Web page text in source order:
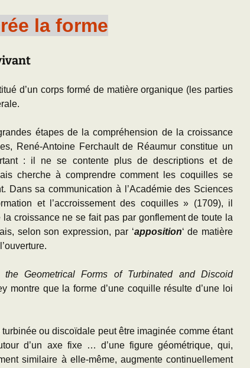
la forme
d’un corps formé de matière organique (les parties
étapes de la compréhension de la croissance
René-Antoine Ferchault de Réaumur constitue un
: il ne se contente plus de descriptions et de
cherche à comprendre comment les coquilles se
Dans sa communication à l’Académie des Sciences
et l’accroissement des coquilles » (1709), il
la croissance ne se fait pas par gonflement de toute la
selon son expression, par ‘apposition‘ de matière
the Geometrical Forms of Turbinated and Discoid
montre que la forme d’une coquille résulte d’une loi
ou discoïdale peut être imaginée comme étant
d’un axe fixe … d’une figure géométrique, qui,
similaire à elle-même, augmente continuellement